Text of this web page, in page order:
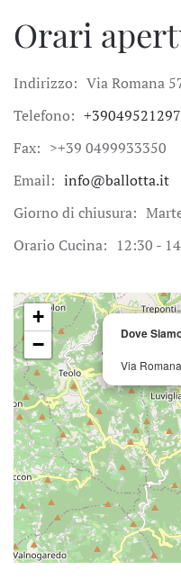
Orari
Indirizzo: Via Romana
Telefono:
Fax: >+39 0499933350
Email: info@ballotta.it
Giorno di chiusura:
Orario Cucina: 12:30 -
Dove
Via
+
−